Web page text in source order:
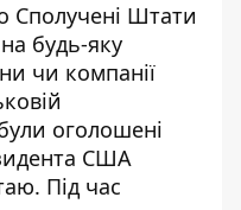
Сполучені Штати
будь-яку
чи компанії
оголошені
США
Під час